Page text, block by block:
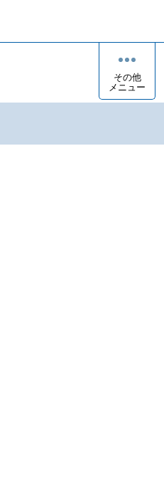
その他
メニュー